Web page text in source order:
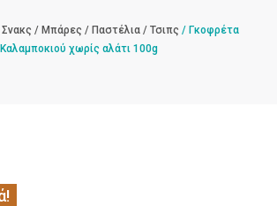
Σνακς / Μπάρες / Παστέλια / Τσιπς / Γκοφρέτα
Καλαμποκιού χωρίς αλάτι 100g